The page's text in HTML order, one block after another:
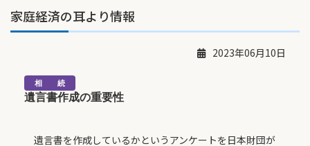
家庭経済の耳より情報
2023年06月10日
遺言書作成の重要性
遺言書を作成しているかというアンケートを日本財団が